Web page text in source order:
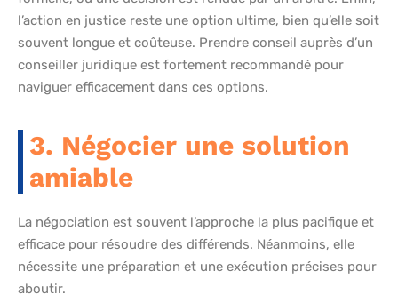
l’action en justice reste une option ultime, bien qu’elle soit
souvent longue et coûteuse. Prendre conseil auprès d’un
conseiller juridique est fortement recommandé pour
naviguer efficacement dans ces options.
3. Négocier une solution
amiable
La négociation est souvent l’approche la plus pacifique et
efficace pour résoudre des différends. Néanmoins, elle
nécessite une préparation et une exécution précises pour
aboutir.